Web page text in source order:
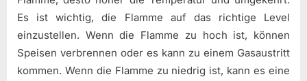
Es ist wichtig, die Flamme auf das richtige Level
einzustellen. Wenn die Flamme zu hoch ist, können
Speisen verbrennen oder es kann zu einem Gasaustritt
kommen. Wenn die Flamme zu niedrig ist, kann es eine